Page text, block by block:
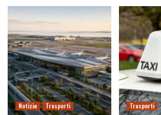
Notizie Trasporti Trasporti